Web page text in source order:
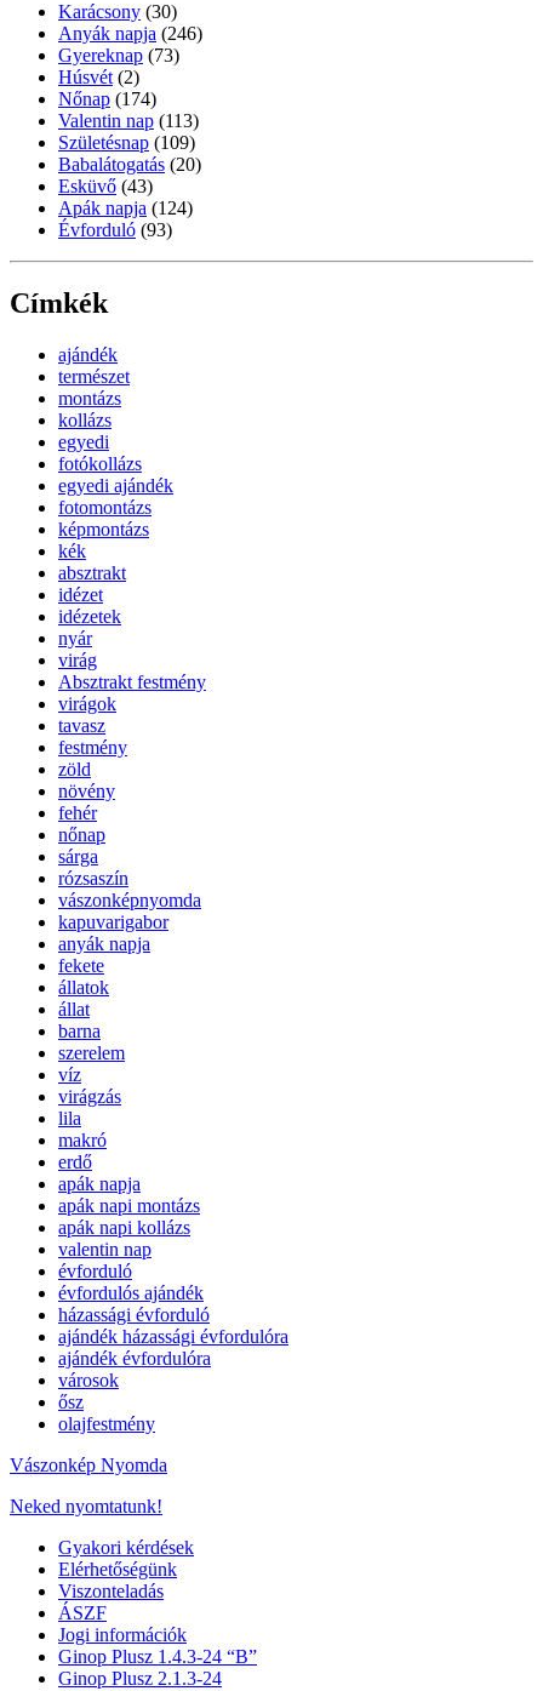
Karácsony (30)
Anyák napja (246)
Gyereknap (73)
Húsvét (2)
Nőnap (174)
Valentin nap (113)
Születésnap (109)
Babalátogatás (20)
Esküvő (43)
Apák napja (124)
Évforduló (93)
Címkék
ajándék
természet
montázs
kollázs
egyedi
fotókollázs
egyedi ajándék
fotomontázs
képmontázs
kék
absztrakt
idézet
idézetek
nyár
virág
Absztrakt festmény
virágok
tavasz
festmény
zöld
növény
fehér
nőnap
sárga
rózsaszín
vászonképnyomda
kapuvarigabor
anyák napja
fekete
állatok
állat
barna
szerelem
víz
virágzás
lila
makró
erdő
apák napja
apák napi montázs
apák napi kollázs
valentin nap
évforduló
évfordulós ajándék
házassági évforduló
ajándék házassági évfordulóra
ajándék évfordulóra
városok
ősz
olajfestmény
Vászonkép Nyomda
Neked nyomtatunk!
Gyakori kérdések
Elérhetőségünk
Viszonteladás
ÁSZF
Jogi információk
Ginop Plusz 1.4.3-24 “B”
Ginop Plusz 2.1.3-24